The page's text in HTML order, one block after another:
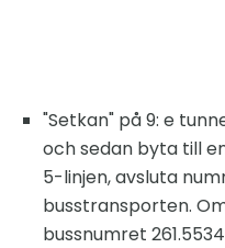
"Setkan" på 9: e
och sedan byta till
5-linjen, avsluta
busstransporten.
bussnumret